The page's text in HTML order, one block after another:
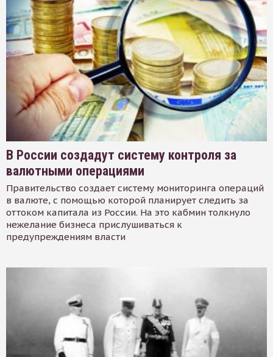
В России создадут систему контроля за
валютными операциями
Правительство создает систему мониторинга операций
в валюте, с помощью которой планирует следить за
оттоком капитала из России. На это кабмин толкнуло
нежелание бизнеса прислушиваться к
предупреждениям власти